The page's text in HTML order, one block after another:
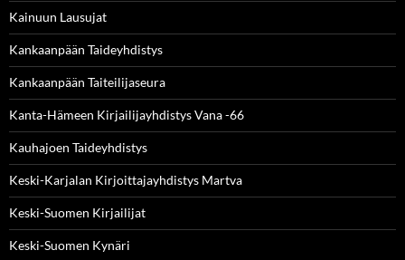
Kainuun Lausujat
Kankaanpään Taideyhdistys
Kankaanpään Taiteilijaseura
Kanta-Hämeen Kirjailijayhdistys Vana -66
Kauhajoen Taideyhdistys
Keski-Karjalan Kirjoittajayhdistys Martva
Keski-Suomen Kirjailijat
Keski-Suomen Kynäri